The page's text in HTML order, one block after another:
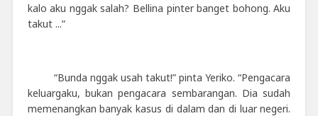
kalo aku nggak salah? Bellina pinter banget bohong. Aku
takut ...”
“Bunda nggak usah takut!” pinta Yeriko. “Pengacara
keluargaku, bukan pengacara sembarangan. Dia sudah
memenangkan banyak kasus di dalam dan di luar negeri.